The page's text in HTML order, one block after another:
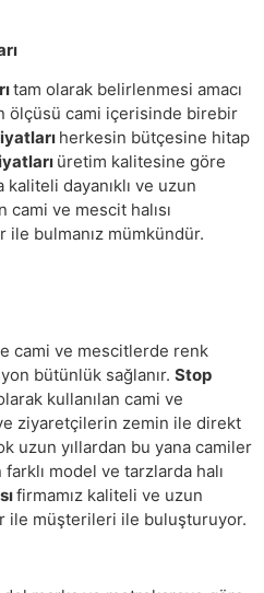
tam olarak belirlenmesi amacı
ölçüsü cami içerisinde birebir
herkesin bütçesine hitap
üretim kalitesine göre
kaliteli dayanıklı ve uzun
cami ve mescit halısı
bulmanız mümkündür.
cami ve mescitlerde renk
bütünlük sağlanır. Stop
kullanılan cami ve
ziyaretçilerin zemin ile direkt
uzun yıllardan bu yana camiler
model ve tarzlarda halı
firmamız kaliteli ve uzun
ile müşterileri ile buluşturuyor.